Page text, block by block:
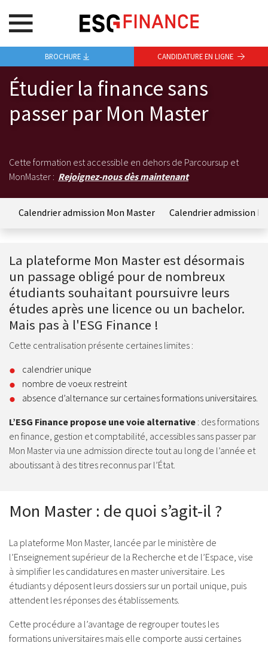
Étudier la finance sans
passer par Mon Master
Cette formation est accessible en dehors de Parcoursup et
MonMaster : Rejoignez-nous dès maintenant
Calendrier admission Mon Master Calendrier admission
La plateforme Mon Master est désormais
un passage obligé pour de nombreux
étudiants souhaitant poursuivre leurs
études après une licence ou un bachelor.
Mais pas à l'ESG Finance !
Cette centralisation présente certaines limites :
calendrier unique
nombre de voeux restreint
absence d’alternance sur certaines formations universitaires.
L’ESG Finance propose une voie alternative : des formations
en finance, gestion et comptabilité, accessibles sans passer par
Mon Master via une admission directe tout au long de l’année et
aboutissant à des titres reconnus par l’État.
Mon Master : de quoi s’agit-il ?
La plateforme Mon Master, lancée par le ministère de
l’Enseignement supérieur de la Recherche et de l’Espace, vise
à simplifier les candidatures en master universitaire. Les
étudiants y déposent leurs dossiers sur un portail unique, puis
attendent les réponses des établissements.
Cette procédure a l’avantage de regrouper toutes les
formations universitaires mais elle comporte aussi certaines
BROCHURE CANDIDATURE EN LIGNE